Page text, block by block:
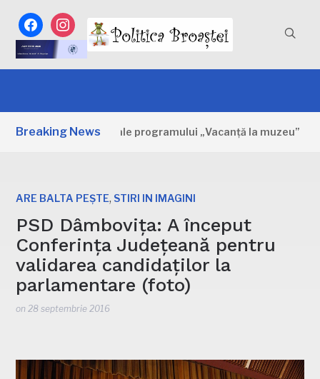
facebookinstagram
Breaking News
zile ale programului „Vacanță la muzeu” 2 ZILE
ARE BALTA PEȘTE, STIRI IN IMAGINI
PSD Dâmbovița: A început
Conferința Județeană pentru
validarea candidaților la
parlamentare (foto)
on 28 septembrie 2016